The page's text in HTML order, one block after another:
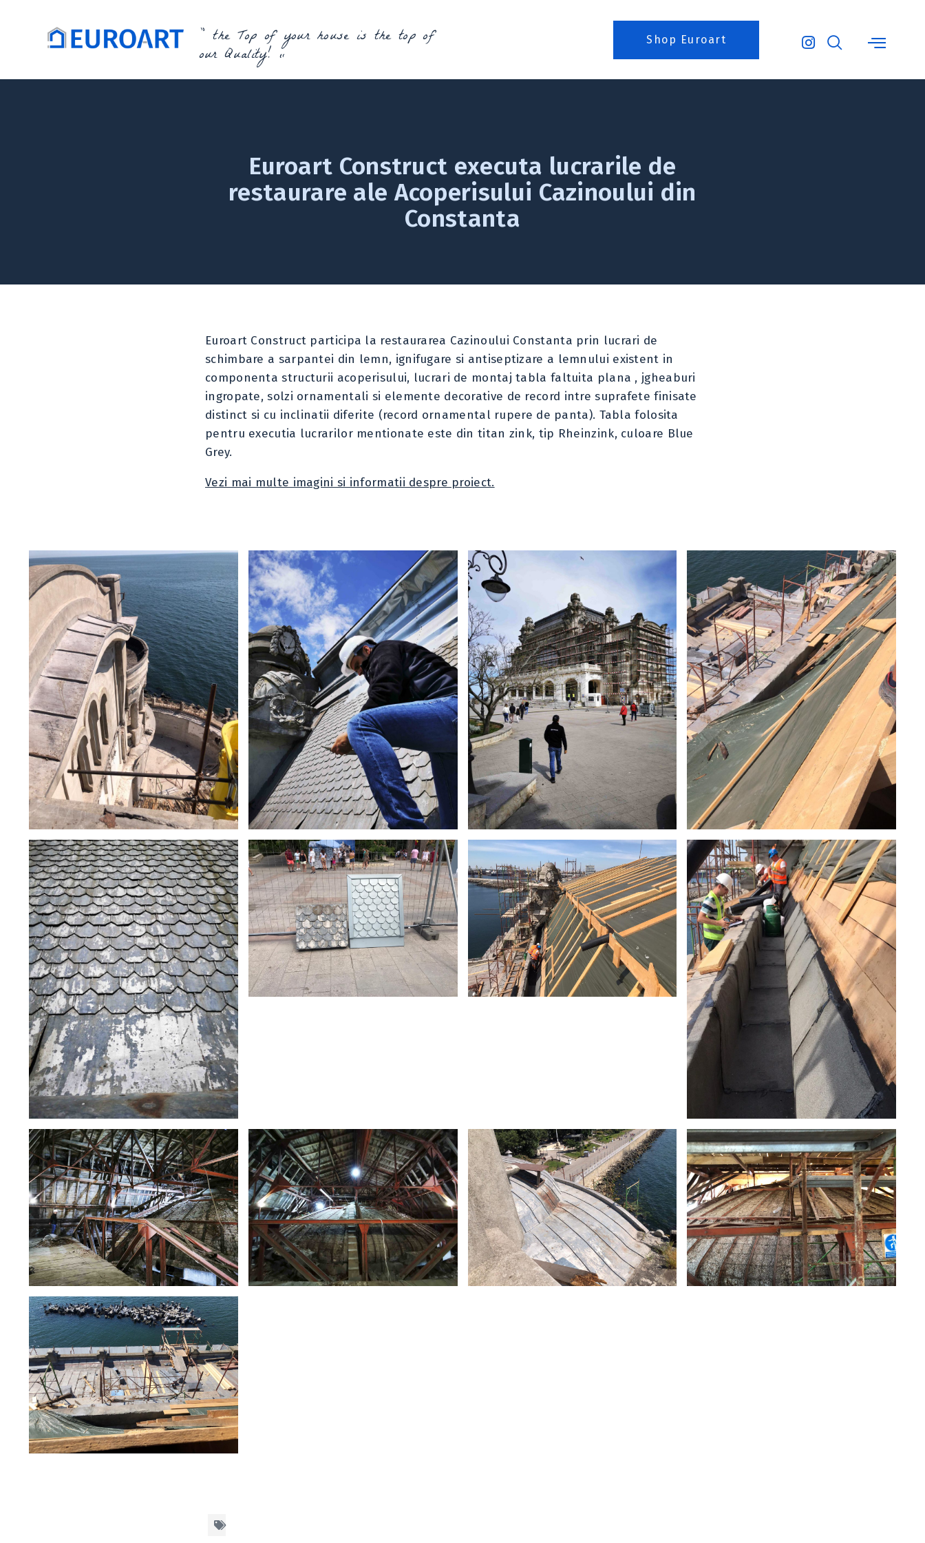
” the Top of your house is the top of
our Quality! „
Shop Euroart
Euroart Construct executa lucrarile de
restaurare ale Acoperisului Cazinoului din
Constanta
Euroart Construct participa la restaurarea Cazinoului Constanta prin lucrari de
schimbare a sarpantei din lemn, ignifugare si antiseptizare a lemnului existent in
componenta structurii acoperisului, lucrari de montaj tabla faltuita plana , jgheaburi
ingropate, solzi ornamentali si elemente decorative de record intre suprafete finisate
distinct si cu inclinatii diferite (record ornamental rupere de panta). Tabla folosita
pentru executia lucrarilor mentionate este din titan zink, tip Rheinzink, culoare Blue
Grey.
Vezi mai multe imagini si informatii despre proiect.